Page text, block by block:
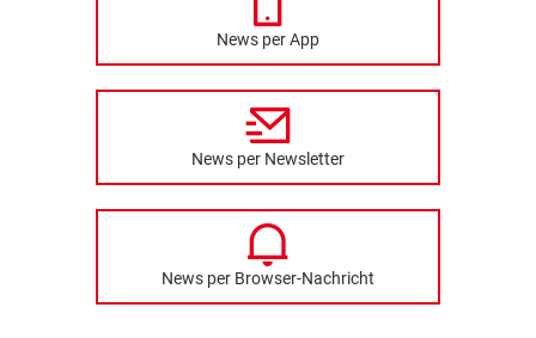
News per App
News per Newsletter
News per Browser-Nachricht